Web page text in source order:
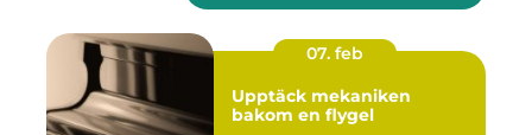
07. feb
Upptäck mekaniken
bakom en flygel